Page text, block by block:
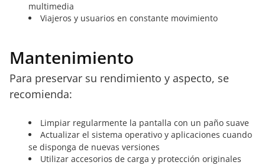
multimedia
Viajeros y usuarios en constante movimiento
Mantenimiento
Para preservar su rendimiento y aspecto, se
recomienda:
Limpiar regularmente la pantalla con un paño suave
Actualizar el sistema operativo y aplicaciones cuando
se disponga de nuevas versiones
Utilizar accesorios de carga y protección originales